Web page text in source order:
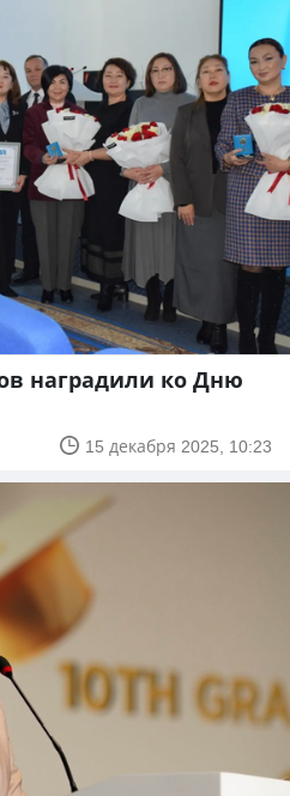
наградили ко Дню
15 декабря 2025, 10:23